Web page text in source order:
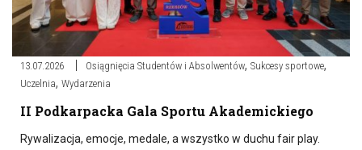
13.07.2026 Osiągnięcia Studentów i Absolwentów, Sukcesy sportowe,
Uczelnia, Wydarzenia
II Podkarpacka Gala Sportu Akademickiego
Rywalizacja, emocje, medale, a wszystko w duchu fair play.